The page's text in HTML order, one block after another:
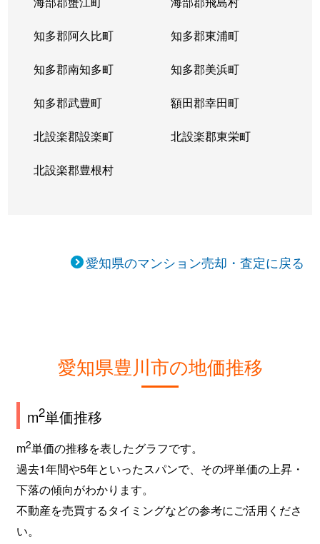
知多郡阿久比町 知多郡東浦町
知多郡南知多町 知多郡美浜町
知多郡武豊町 額田郡幸田町
北設楽郡設楽町 北設楽郡東栄町
北設楽郡豊根村
愛知県のマンション売却・査定に戻る
愛知県豊川市の地価推移
m2単価推移
m2単価の推移を表したグラフです。
過去1年間や5年といったスパンで、その坪単価の上昇・
下落の傾向がわかります。
不動産を売買するタイミングなどの参考にご活用くださ
い。